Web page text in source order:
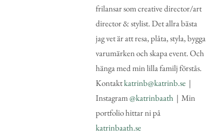
frilansar som creative director/art
director & stylist. Det allra bästa
jag vet är att resa, plåta, styla, bygga
varumärken och skapa event. Och
hänga med min lilla familj förstås.
Kontaktkatrinb@katrinb.se |
Instagram@katrinbaath | Min
portfolio hittar ni på
katrinbaath.se